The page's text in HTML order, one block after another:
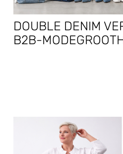
DOUBLE DENIM
B2B-